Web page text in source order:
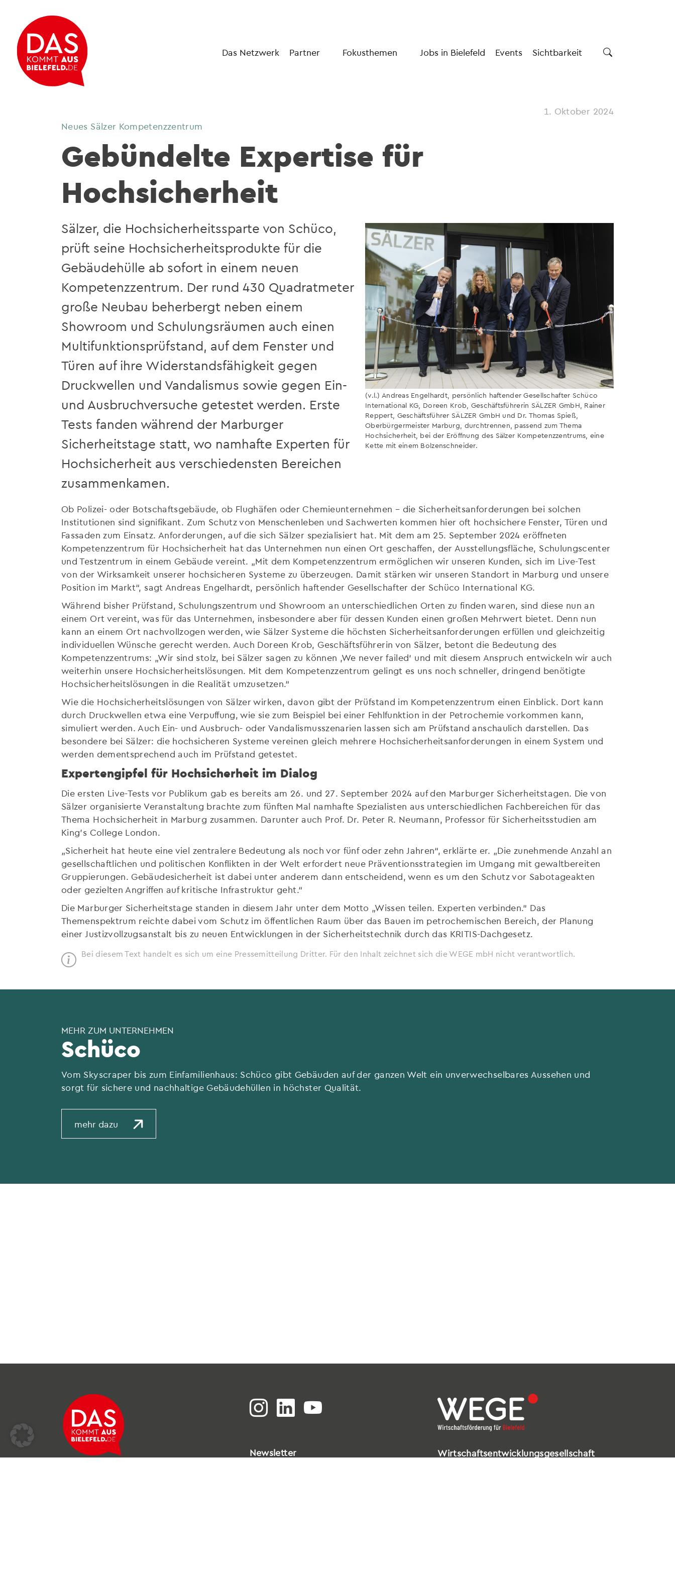
Das Netzwerk Partner Fokusthemen Jobs in Bielefeld Events Sichtbarkeit
1. Oktober 2024
Neues Sälzer Kompetenzzentrum
Gebündelte Expertise für
Hochsicherheit
(v.l.) Andreas Engelhardt, persönlich haftender Gesellschafter Schüco
International KG, Doreen Krob, Geschäftsführerin SÄLZER GmbH, Rainer
Reppert, Geschäftsführer SÄLZER GmbH und Dr. Thomas Spieß,
Oberbürgermeister Marburg, durchtrennen, passend zum Thema
Hochsicherheit, bei der Eröffnung des Sälzer Kompetenzzentrums, eine
Kette mit einem Bolzenschneider.
Sälzer, die Hochsicherheitssparte von Schüco,
prüft seine Hochsicherheitsprodukte für die
Gebäudehülle ab sofort in einem neuen
Kompetenzzentrum. Der rund 430 Quadratmeter
große Neubau beherbergt neben einem
Showroom und Schulungsräumen auch einen
Multifunktionsprüfstand, auf dem Fenster und
Türen auf ihre Widerstandsfähigkeit gegen
Druckwellen und Vandalismus sowie gegen Ein-
und Ausbruchversuche getestet werden. Erste
Tests fanden während der Marburger
Sicherheitstage statt, wo namhafte Experten für
Hochsicherheit aus verschiedensten Bereichen
zusammenkamen.
Ob Polizei- oder Botschaftsgebäude, ob Flughäfen oder Chemieunternehmen – die Sicherheitsanforderungen bei solchen
Institutionen sind signifikant. Zum Schutz von Menschenleben und Sachwerten kommen hier oft hochsichere Fenster, Türen und
Fassaden zum Einsatz. Anforderungen, auf die sich Sälzer spezialisiert hat. Mit dem am 25. September 2024 eröffneten
Kompetenzzentrum für Hochsicherheit hat das Unternehmen nun einen Ort geschaffen, der Ausstellungsfläche, Schulungscenter
und Testzentrum in einem Gebäude vereint. „Mit dem Kompetenzzentrum ermöglichen wir unseren Kunden, sich im Live-Test
von der Wirksamkeit unserer hochsicheren Systeme zu überzeugen. Damit stärken wir unseren Standort in Marburg und unsere
Position im Markt“, sagt Andreas Engelhardt, persönlich haftender Gesellschafter der Schüco International KG.
Während bisher Prüfstand, Schulungszentrum und Showroom an unterschiedlichen Orten zu finden waren, sind diese nun an
einem Ort vereint, was für das Unternehmen, insbesondere aber für dessen Kunden einen großen Mehrwert bietet. Denn nun
kann an einem Ort nachvollzogen werden, wie Sälzer Systeme die höchsten Sicherheitsanforderungen erfüllen und gleichzeitig
individuellen Wünsche gerecht werden. Auch Doreen Krob, Geschäftsführerin von Sälzer, betont die Bedeutung des
Kompetenzzentrums: „Wir sind stolz, bei Sälzer sagen zu können ‚We never failed‘ und mit diesem Anspruch entwickeln wir auch
weiterhin unsere Hochsicherheitslösungen. Mit dem Kompetenzzentrum gelingt es uns noch schneller, dringend benötigte
Hochsicherheitslösungen in die Realität umzusetzen.“
Wie die Hochsicherheitslösungen von Sälzer wirken, davon gibt der Prüfstand im Kompetenzzentrum einen Einblick. Dort kann
durch Druckwellen etwa eine Verpuffung, wie sie zum Beispiel bei einer Fehlfunktion in der Petrochemie vorkommen kann,
simuliert werden. Auch Ein- und Ausbruch- oder Vandalismusszenarien lassen sich am Prüfstand anschaulich darstellen. Das
besondere bei Sälzer: die hochsicheren Systeme vereinen gleich mehrere Hochsicherheitsanforderungen in einem System und
werden dementsprechend auch im Prüfstand getestet.
Expertengipfel für Hochsicherheit im Dialog
Die ersten Live-Tests vor Publikum gab es bereits am 26. und 27. September 2024 auf den Marburger Sicherheitstagen. Die von
Sälzer organisierte Veranstaltung brachte zum fünften Mal namhafte Spezialisten aus unterschiedlichen Fachbereichen für das
Thema Hochsicherheit in Marburg zusammen. Darunter auch Prof. Dr. Peter R. Neumann, Professor für Sicherheitsstudien am
King’s College London.
„Sicherheit hat heute eine viel zentralere Bedeutung als noch vor fünf oder zehn Jahren“, erklärte er. „Die zunehmende Anzahl an
gesellschaftlichen und politischen Konflikten in der Welt erfordert neue Präventionsstrategien im Umgang mit gewaltbereiten
Gruppierungen. Gebäudesicherheit ist dabei unter anderem dann entscheidend, wenn es um den Schutz vor Sabotageakten
oder gezielten Angriffen auf kritische Infrastruktur geht.“
Die Marburger Sicherheitstage standen in diesem Jahr unter dem Motto „Wissen teilen. Experten verbinden.“ Das
Themenspektrum reichte dabei vom Schutz im öffentlichen Raum über das Bauen im petrochemischen Bereich, der Planung
einer Justizvollzugsanstalt bis zu neuen Entwicklungen in der Sicherheitstechnik durch das KRITIS-Dachgesetz.
Bei diesem Text handelt es sich um eine Pressemitteilung Dritter. Für den Inhalt zeichnet sich die WEGE mbH nicht verantwortlich.
MEHR ZUM UNTERNEHMEN
Schüco
Vom Skyscraper bis zum Einfamilienhaus: Schüco gibt Gebäuden auf der ganzen Welt ein unverwechselbares Aussehen und
sorgt für sichere und nachhaltige Gebäudehüllen in höchster Qualität.
mehr dazu
Newsletter
Wirtschaftsentwicklungsgesellschaft